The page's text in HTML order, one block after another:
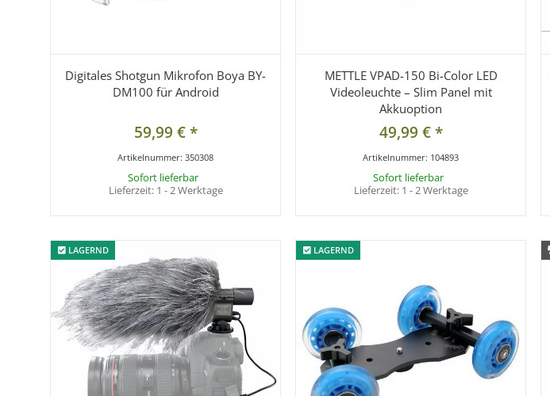
Digitales Shotgun Mikrofon Boya BY-
DM100 für Android
59,99 €*
Artikelnummer:350308
Sofort lieferbar
Lieferzeit: 1 - 2 Werktage
METTLE VPAD-150 Bi-Color LED
Videoleuchte – Slim Panel mit
Akkuoption
49,99 €*
Artikelnummer: 104893
Sofort lieferbar
Lieferzeit: 1 - 2 Werktage
LAGERND
LAGERND LAGERND
LAGERND